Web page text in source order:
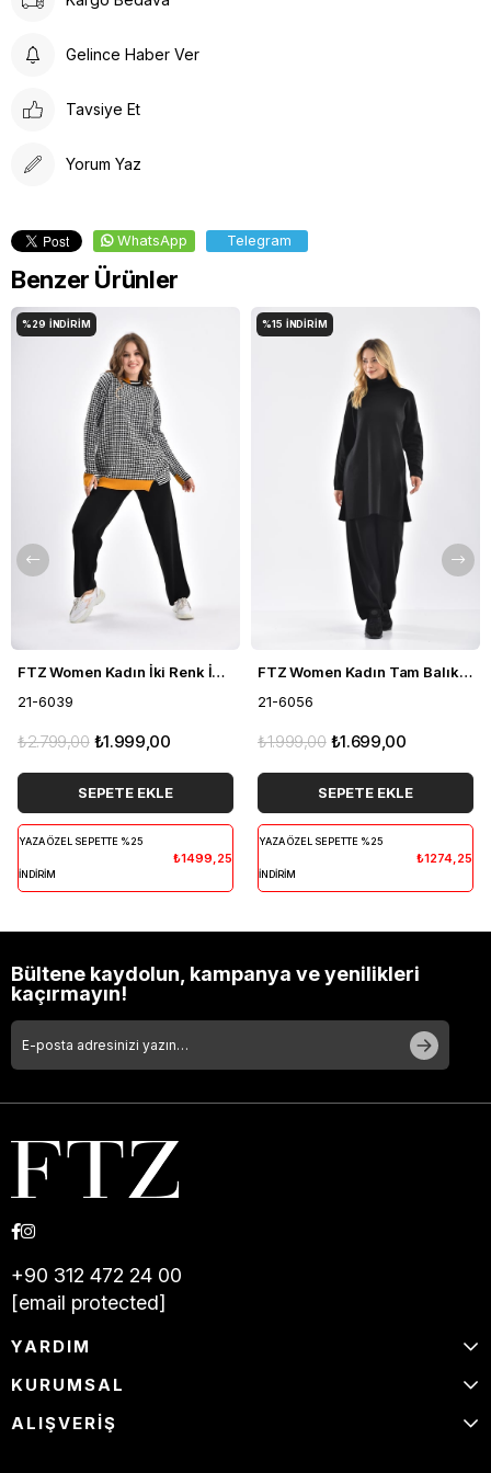
Düşük Isıda Ütüleme Yapınız
Gelince Haber Ver
Tavsiye Et
Yorum Yaz
WhatsApp Telegram
Benzer Ürünler
FTZ Women Kadın İki Renk İkili Takım Siyah 21-6039
21-6039
₺1.999,00
₺2.799,00
SEPETE EKLE
YAZA ÖZEL SEPETTE %25
İNDİRİM
₺1499,25
%29 İNDIRIM
FTZ Women Kadın Tam Balıkçı İkili Takım Siyah 21-6056
21-6056
₺1.699,00
₺1.999,00
SEPETE EKLE
YAZA ÖZEL SEPETTE %25
İNDİRİM
₺1274,25
%15 İNDIRIM
Bültene kaydolun, kampanya ve yenilikleri
kaçırmayın!
+90 312 472 24 00
[email protected]
YARDIM
KURUMSAL
ALIŞVERİŞ